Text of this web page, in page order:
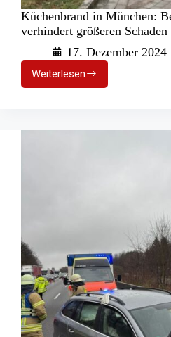
Küchenbrand in München:
verhindert größeren Schaden
17. Dezember 2024
WeiterlesenKüchenbrand
in
verhindert